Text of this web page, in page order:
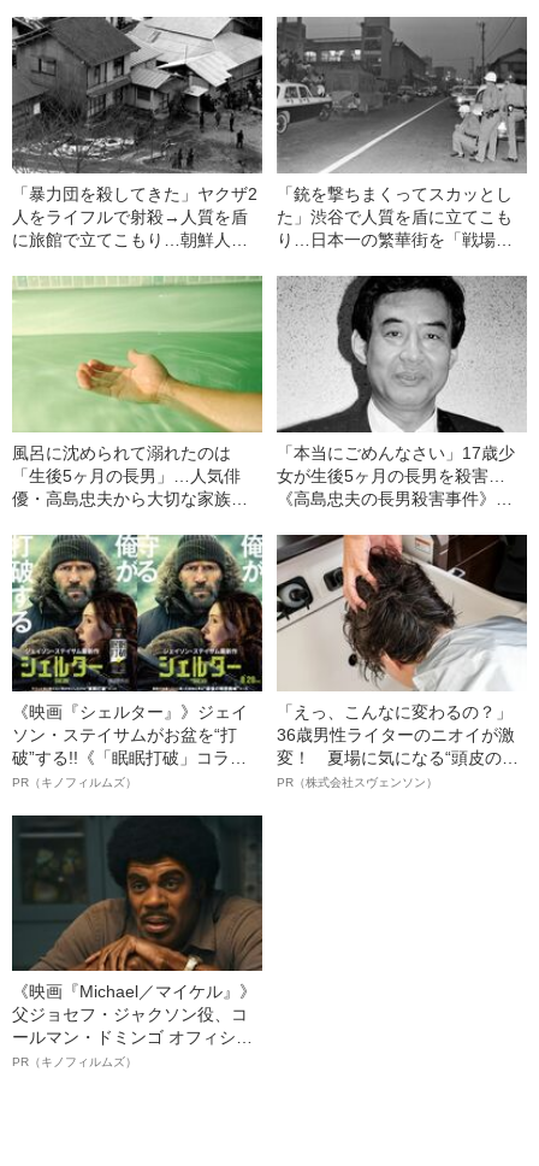
「暴力団を殺してきた」ヤクザ2
人をライフルで射殺→人質を盾
に旅館で立てこもり…朝鮮人差
になる道」を選んだ理由（昭和
「銃を撃ちまくってスカッとし
た」渋谷で人質を盾に立てこも
り…日本一の繁華街を「戦場に
（昭和40年の事件）
風呂に沈められて溺れたのは
「生後5ヶ月の長男」…人気俳
優・高島忠夫から大切な家族を
39年の事件）
「本当にごめんなさい」17歳少
女が生後5ヶ月の長男を殺害…
《高島忠夫の長男殺害事件》夫
39年の事件）
《映画『シェルター』》ジェイ
ソン・ステイサムがお盆を“打
破”する!!《「眠眠打破」コラ
ボ》
PR（キノフィルムズ）
「えっ、こんなに変わるの？」
36歳男性ライターのニオイが激
変！ 夏場に気になる“頭皮のニ
オイ”や“ベタつき”を解消す
PR（株式会社スヴェンソン）
《映画『Michael／マイケル』》
父ジョセフ・ジャクソン役、コ
ールマン・ドミンゴ オフィシャ
ルインタビュー“観客を魅了した
PR（キノフィルムズ）